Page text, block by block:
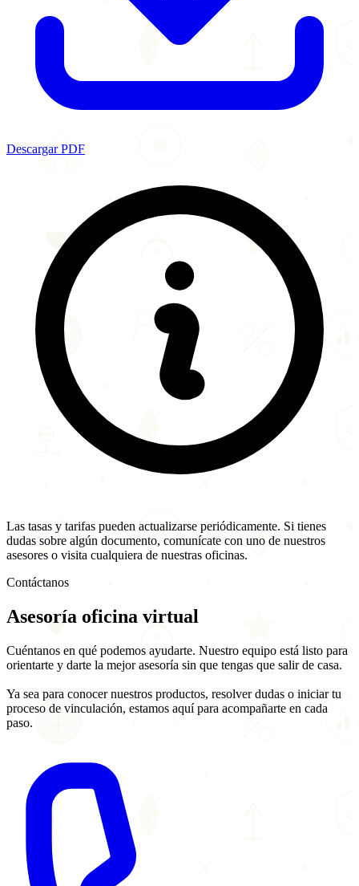
Descargar PDF
Las tasas y tarifas pueden actualizarse periódicamente. Si tienes
dudas sobre algún documento, comunícate con uno de nuestros
asesores o visita cualquiera de nuestras oficinas.
Contáctanos
Asesoría oficina virtual
Cuéntanos en qué podemos ayudarte. Nuestro equipo está listo para
orientarte y darte la mejor asesoría sin que tengas que salir de casa.
Ya sea para conocer nuestros productos, resolver dudas o iniciar tu
proceso de vinculación, estamos aquí para acompañarte en cada
paso.